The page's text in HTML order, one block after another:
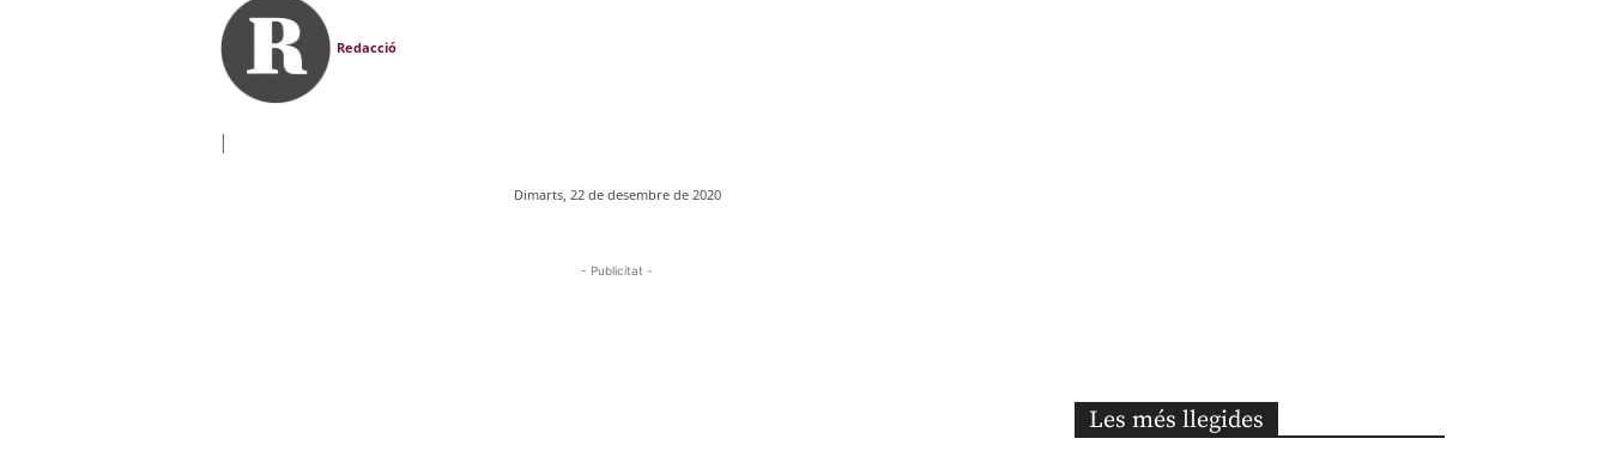
Redacció
|
Dimarts, 22 de desembre de 2020
- Publicitat -
Les més llegides